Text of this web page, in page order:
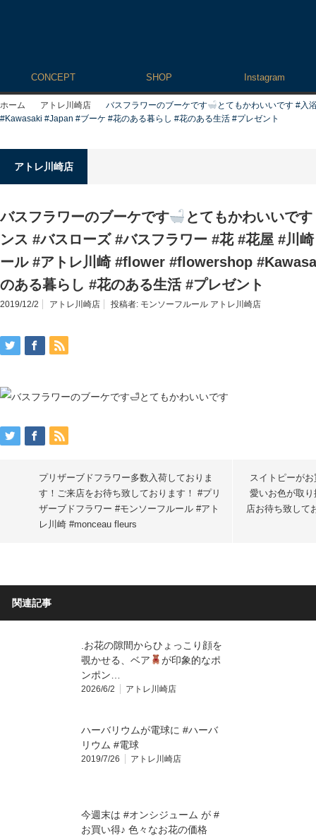
CONCEPT SHOP Instagram
ホーム アトレ川崎店 バスフラワーのブーケです
とてもかわいいです #入
#Kawasaki #Japan #ブーケ #花のある暮らし #花のある生活 #プレゼント
アトレ川崎店
バスフラワーのブーケです
とてもかわいいで
ンス #バスローズ #バスフラワー #花 #花屋 #川
ール #アトレ川崎 #flower #flowershop
のある暮らし #花のある生活 #プレゼント
2019/12/2 アトレ川崎店 投稿者: モンソーフルール アトレ川崎店
プリザーブドフラワー多数入荷しておりま
す！ご来店をお待ち致しております！ #プリ
ザーブドフラワー #モンソーフルール #アト
レ川崎 #monceau fleurs
スイトピーが
愛いお色が取
店お待ち致して
関連記事
.お花の隙間からひょっこり顔を
覗かせる、ベア
が印象的なポ
ンポン…
2026/6/2 アトレ川崎店
ハーバリウムが電球に #ハーバ
リウム #電球
2019/7/26 アトレ川崎店
今週末は #オンシジューム が #
お買い得♪ 色々なお花の価格